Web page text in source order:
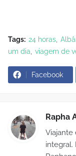
Tags: 24 horas
um dia
viagem de
Facebook
Rapha
Viajante
integral.